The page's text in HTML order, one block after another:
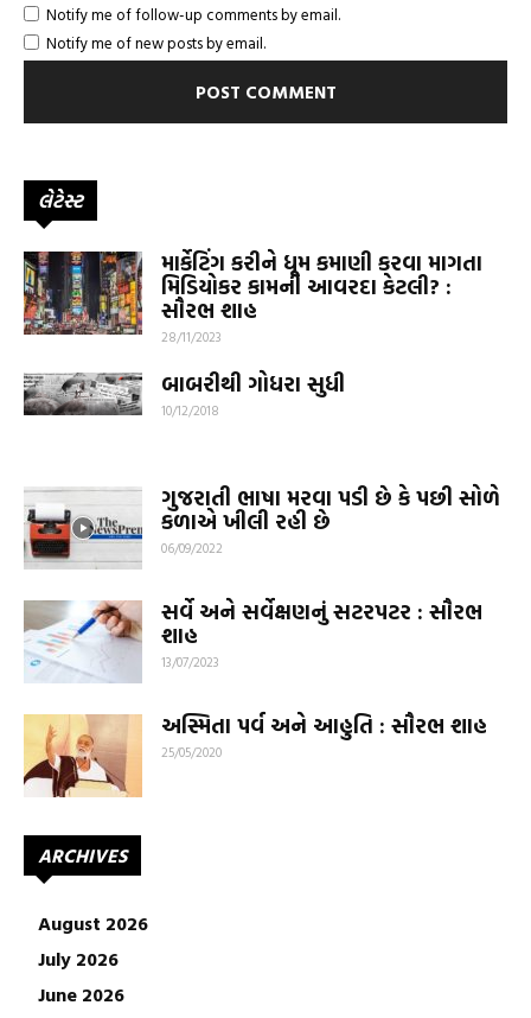
Notify me of follow-up comments by email.
Notify me of new posts by email.
લેટેસ્ટ
માર્કેટિંગ કરીને ધૂમ કમાણી કરવા માગતા
મિડિયોકર કામની આવરદા કેટલી? :
સૌરભ શાહ
28/11/2023
બાબરીથી ગોધરા સુધી
10/12/2018
ગુજરાતી ભાષા મરવા પડી છે કે પછી સોળે
કળાએ ખીલી રહી છે
06/09/2022
સર્વે અને સર્વેક્ષણનું સટરપટર : સૌરભ
શાહ
13/07/2023
અસ્મિતા પર્વ અને આહુતિ : સૌરભ શાહ
25/05/2020
ARCHIVES
August 2026
July 2026
June 2026